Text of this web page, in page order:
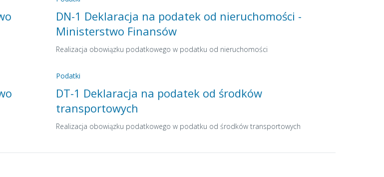
DN-1 Deklaracja na podatek od nieruchomości -
Ministerstwo Finansów
Realizacja obowiązku podatkowego w podatku od nieruchomości
Podatki
DT-1 Deklaracja na podatek od środków
transportowych
Realizacja obowiązku podatkowego w podatku od środków transportowych